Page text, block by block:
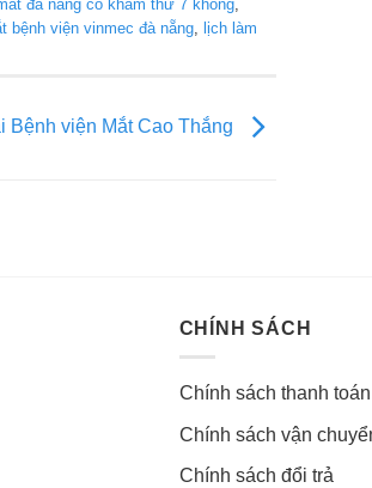
đà nẵng có khám thứ 7 không,
bệnh viện vinmec đà nẵng,
lịch làm
Bệnh viện Mắt Cao Thắng
CHÍNH SÁCH
Chính sách thanh toán
Chính sách vận
Chính sách đổi trả